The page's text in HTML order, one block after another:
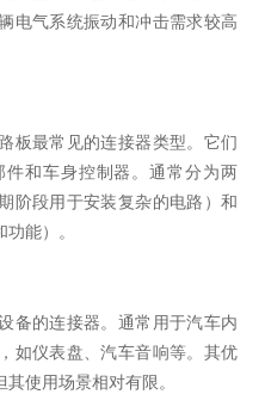
电气系统振动和冲击需求较高
和车身控制器。通常分为两
阶段用于安装复杂的电路）和
能）。
如仪表盘、汽车音响等。其优
使用场景相对有限。